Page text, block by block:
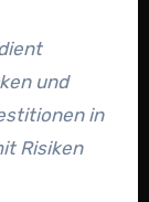
und
in
Risiken